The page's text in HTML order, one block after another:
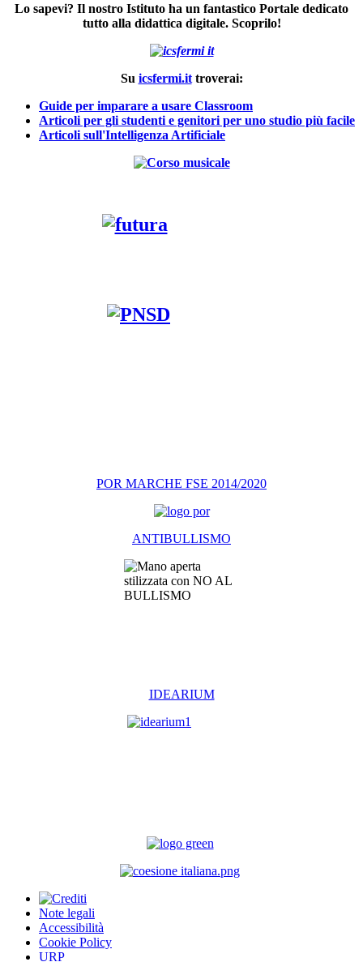
Lo sapevi? Il nostro Istituto ha un fantastico Portale dedicato
tutto alla didattica digitale. Scoprilo!
Su icsfermi.ittroverai:
Guide per imparare a usare Classroom
Articoli per gli studenti e genitori per uno studio più facile
Articoli sull'Intelligenza Artificiale
POR MARCHE FSE 2014/2020
ANTIBULLISMO
IDEARIUM
Note legali
Accessibilità
Cookie Policy
URP